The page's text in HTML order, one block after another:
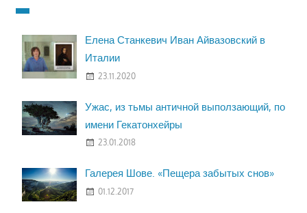
Елена Станкевич Иван Айвазовский в
Италии
23.11.2020
Ужас, из тьмы античной выползающий, по
имени Гекатонхейры
23.01.2018
Галерея Шове. «Пещера забытых снов»
01.12.2017